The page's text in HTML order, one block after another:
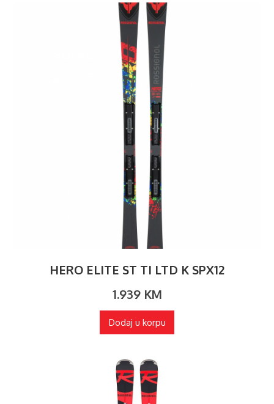
HERO ELITE ST TI LTD K SPX12
1.939 KM
Dodaj u korpu